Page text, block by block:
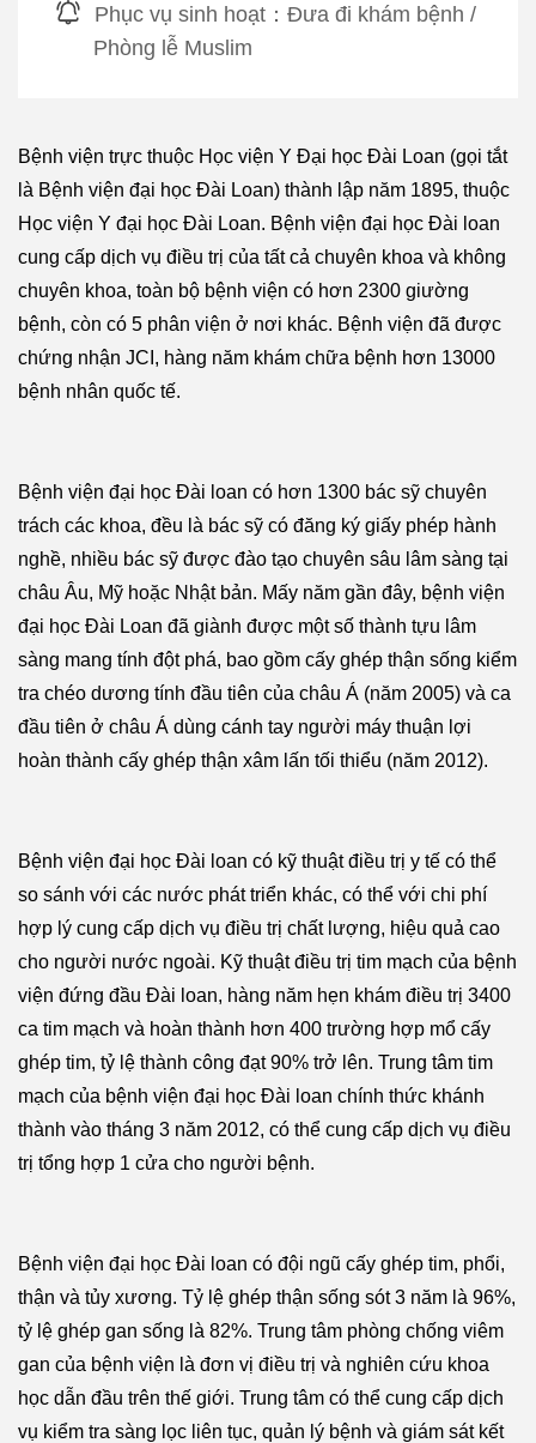
Phục vụ sinh hoạt： Đưa đi khám bệnh /
Phòng lễ Muslim
Bệnh viện trực thuộc Học viện Y Đại học Đài Loan (gọi tắt
là Bệnh viện đại học Đài Loan) thành lập năm 1895, thuộc
Học viện Y đại học Đài Loan. Bệnh viện đại học Đài loan
cung cấp dịch vụ điều trị của tất cả chuyên khoa và không
chuyên khoa, toàn bộ bệnh viện có hơn 2300 giường
bệnh, còn có 5 phân viện ở nơi khác. Bệnh viện đã được
chứng nhận JCI, hàng năm khám chữa bệnh hơn 13000
bệnh nhân quốc tế.
Bệnh viện đại học Đài loan có hơn 1300 bác sỹ chuyên
trách các khoa, đều là bác sỹ có đăng ký giấy phép hành
nghề, nhiều bác sỹ được đào tạo chuyên sâu lâm sàng tại
châu Âu, Mỹ hoặc Nhật bản. Mấy năm gần đây, bệnh viện
đại học Đài Loan đã giành được một số thành tựu lâm
sàng mang tính đột phá, bao gồm cấy ghép thận sống kiểm
tra chéo dương tính đầu tiên của châu Á (năm 2005) và ca
đầu tiên ở châu Á dùng cánh tay người máy thuận lợi
hoàn thành cấy ghép thận xâm lấn tối thiểu (năm 2012).
Bệnh viện đại học Đài loan có kỹ thuật điều trị y tế có thể
so sánh với các nước phát triển khác, có thể với chi phí
hợp lý cung cấp dịch vụ điều trị chất lượng, hiệu quả cao
cho người nước ngoài. Kỹ thuật điều trị tim mạch của bệnh
viện đứng đầu Đài loan, hàng năm hẹn khám điều trị 3400
ca tim mạch và hoàn thành hơn 400 trường hợp mổ cấy
ghép tim, tỷ lệ thành công đạt 90% trở lên. Trung tâm tim
mạch của bệnh viện đại học Đài loan chính thức khánh
thành vào tháng 3 năm 2012, có thể cung cấp dịch vụ điều
trị tổng hợp 1 cửa cho người bệnh.
Bệnh viện đại học Đài loan có đội ngũ cấy ghép tim, phổi,
thận và tủy xương. Tỷ lệ ghép thận sống sót 3 năm là 96%,
tỷ lệ ghép gan sống là 82%. Trung tâm phòng chống viêm
gan của bệnh viện là đơn vị điều trị và nghiên cứu khoa
học dẫn đầu trên thế giới. Trung tâm có thể cung cấp dịch
vụ kiểm tra sàng lọc liên tục, quản lý bệnh và giám sát kết